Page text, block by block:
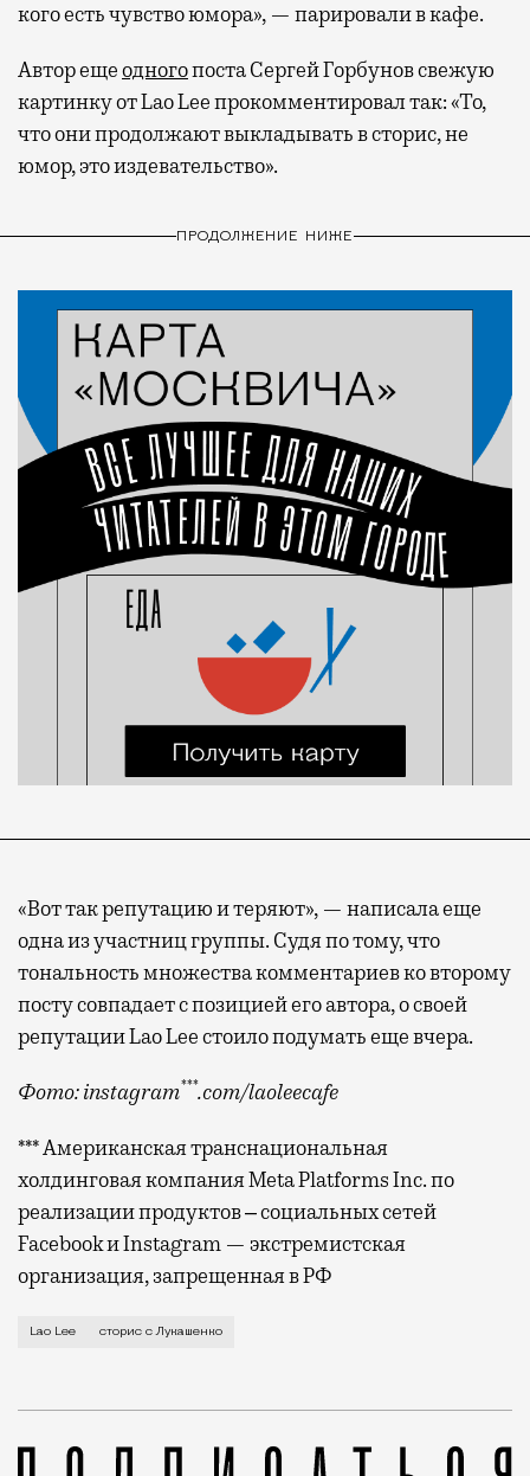
кого есть чувство юмора», — парировали в кафе.
Автор ещеодногопоста Сергей Горбунов свежую
картинку от Lao Lee прокомментировал так: «То,
что они продолжают выкладывать в сторис, не
юмор, это издевательство».
ПРОДОЛЖЕНИЕ НИЖЕ
«Вот так репутацию и теряют», — написала еще
одна из участниц группы. Судя по тому, что
тональность множества комментариев ко второму
посту совпадает с позицией его автора, о своей
репутации Lao Lee стоило подумать еще вчера.
Фото: instagram***.com/laoleecafe
*** Американская транснациональная
холдинговая компания Meta Platforms Inc. по
реализации продуктов ‒ социальных сетей
Facebook и Instagram — экстремистская
организация, запрещенная в РФ
Lao Lee сторис с Лукашенко